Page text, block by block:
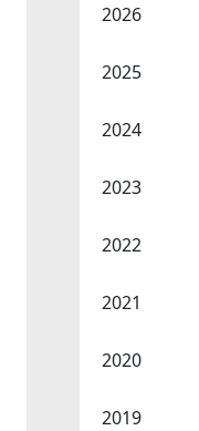
2026
2025
2024
2023
2022
2021
2020
2019